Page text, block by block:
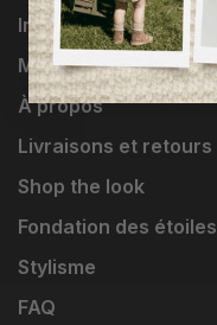
Influenceuses
Marques
À propos
Livraisons et retours
Shop the look
Fondation des étoiles
Stylisme
FAQ